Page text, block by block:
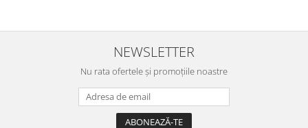
NEWSLETTER
Nu rata ofertele și promoțiile noastre